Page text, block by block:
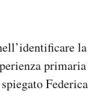
la
primaria
Federica